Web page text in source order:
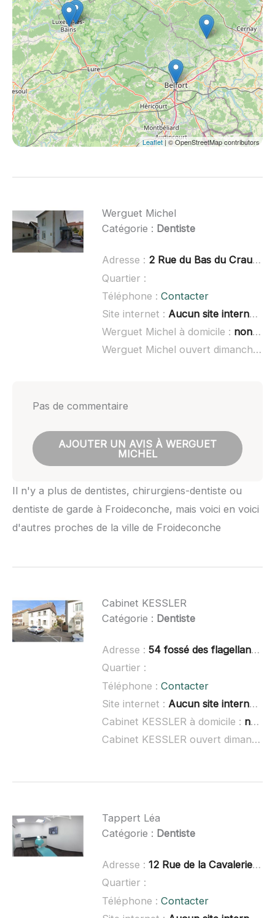
Leaflet| © OpenStreetMap contributors
Werguet Michel
Catégorie : Dentiste
Adresse : 2 Rue du Bas du Craux, 70300 Froideconche
Quartier :
Téléphone : Contacter
Site internet : Aucun site internet connu
Werguet Michel à domicile : non renseigné
Werguet Michel ouvert dimanche :
Pas de commentaire
AJOUTER UN AVIS À WERGUET
MICHEL
Il n'y a plus de dentistes, chirurgiens-dentiste ou
dentiste de garde à Froideconche, mais voici en voici
d'autres proches de la ville de Froideconche
Cabinet KESSLER
Catégorie : Dentiste
Adresse : 54 fossé des flagellants, 68290 Masevaux
Quartier :
Téléphone : Contacter
Site internet : Aucun site internet connu
Cabinet KESSLER à domicile : non renseigné
Cabinet KESSLER ouvert dimanche :
Tappert Léa
Catégorie : Dentiste
Adresse : 12 Rue de la Cavalerie, 90000 Belfort
Quartier :
Téléphone : Contacter